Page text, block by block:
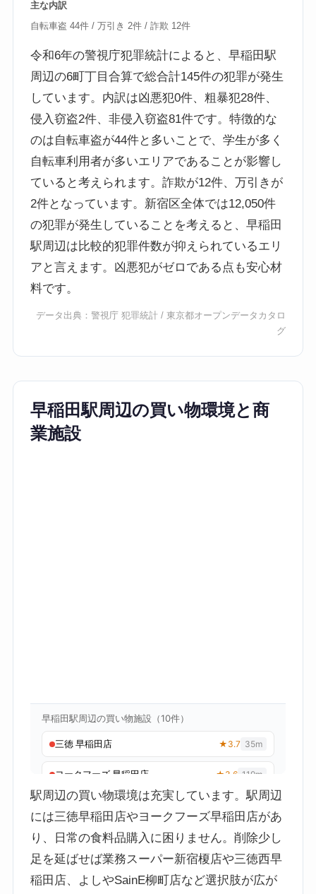
主な内訳
自転車盗 44件 / 万引き 2件 / 詐欺 12件
令和6年の警視庁犯罪統計によると、早稲田駅
周辺の6町丁目合算で総合計145件の犯罪が発生
しています。内訳は凶悪犯0件、粗暴犯28件、
侵入窃盗2件、非侵入窃盗81件です。特徴的な
のは自転車盗が44件と多いことで、学生が多く
自転車利用者が多いエリアであることが影響し
ていると考えられます。詐欺が12件、万引きが
2件となっています。新宿区全体では12,050件
の犯罪が発生していることを考えると、早稲田
駅周辺は比較的犯罪件数が抑えられているエリ
アと言えます。凶悪犯がゼロである点も安心材
料です。
データ出典：警視庁 犯罪統計 /東京都オープンデータカタロ
グ
早稲田駅周辺の買い物環境と商
業施設
駅周辺の買い物環境は充実しています。駅周辺
には三徳早稲田店やヨークフーズ早稲田店があ
り、日常の食料品購入に困りません。削除少し
足を延ばせば業務スーパー新宿榎店や三徳西早
稲田店、よしやSainE柳町店など選択肢が広が